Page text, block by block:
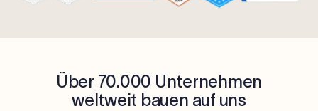
Über 70.000 Unternehmen
weltweit bauen auf uns